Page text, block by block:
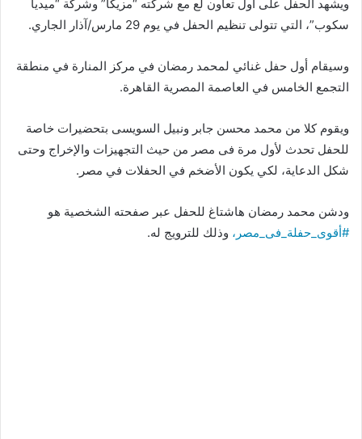
ويشهد الحفل على أول تعاون لع مع شركته “مزيكا” وشركة “ميديا
سكوب”، التي تتولى تنظيم الحفل في يوم 29 مارس/آذار الجاري.
وسيقام أول حفل غنائي لمحمد رمضان في مركز المنارة في منطقة
التجمع الخامس في العاصمة المصرية القاهرة.
ويقوم كلا من محمد محسن جابر ونبيل السويسى بتحضيرات خاصة
للحفل تحدث لأول مرة فى مصر من حيث التجهيزات والإخراج وحتى
شكل الدعاية، لكي يكون الأضخم في الحفلات في مصر.
ودشن محمد رمضان هاشتاغ للحفل عبر صفحته الشخصية هو
#أقوى_حفلة_فى_مصر، وذلك للترويج له.